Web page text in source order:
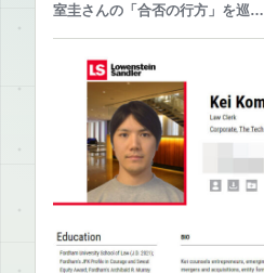
室圭さんの「合否の行方」を巡…